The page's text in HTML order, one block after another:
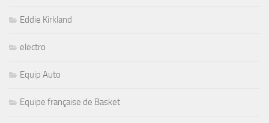
Eddie Kirkland
electro
Equip Auto
Equipe française de Basket